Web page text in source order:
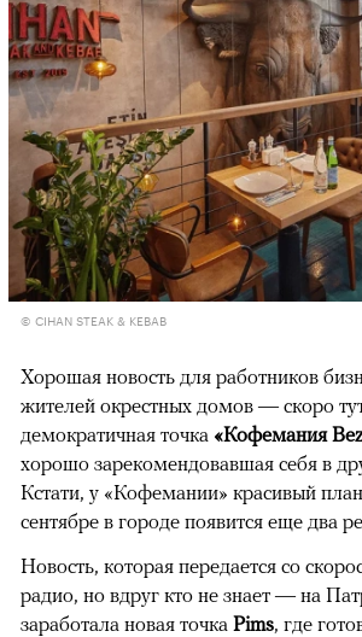
© CIHAN STEAK & KEBAB
Хорошая новость для работников
жителей окрестных домов — скоро
демократичная точка «Кофемания
хорошо зарекомендовавшая себя в
Кстати, у «Кофемании» красивый
сентябре в городе появится еще два
Новость, которая передается со
радио, но вдруг кто не знает — на
заработала новая точка Pims, где